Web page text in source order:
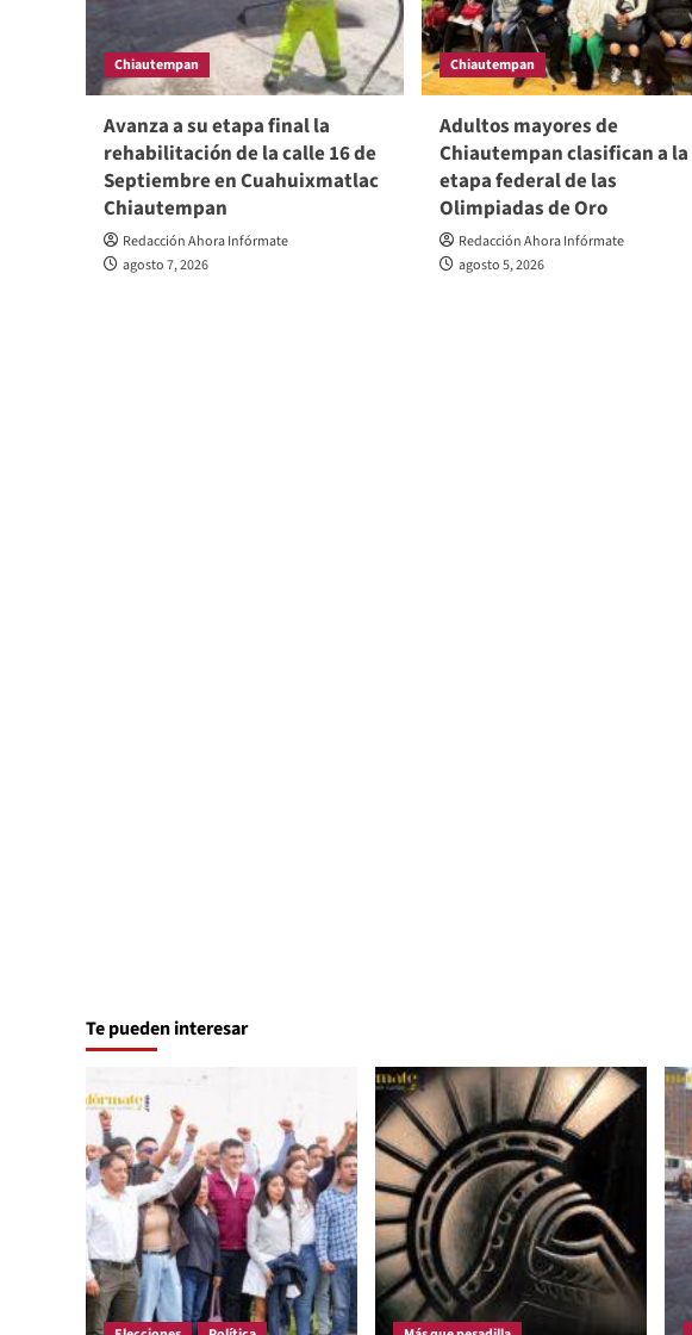
Chiautempan
Avanza a su etapa final la
rehabilitación de la calle 16 de
Septiembre en Cuahuixmatlac
Chiautempan
Redacción Ahora Infórmate
agosto 7, 2026
Chiautempan
Adultos mayores de
Chiautempan clasifican a la
etapa federal de las
Olimpiadas de Oro
Redacción Ahora Infórmate
agosto 5, 2026
Te pueden interesar